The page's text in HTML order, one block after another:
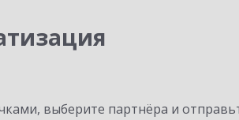
выберите партнёра и